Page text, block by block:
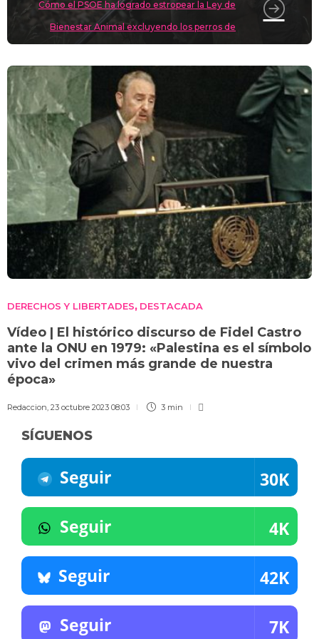
Cómo el PSOE ha logrado estropear la Ley de
Bienestar Animal excluyendo los perros de
DERECHOS Y LIBERTADES, DESTACADA
Vídeo | El histórico discurso de Fidel Castro
ante la ONU en 1979: «Palestina es el símbolo
vivo del crimen más grande de nuestra
época»
Redaccion, 23 octubre 2023 08:03 3 min
SÍGUENOS
Seguir 30K
Seguir 4K
Seguir 42K
Seguir 7K